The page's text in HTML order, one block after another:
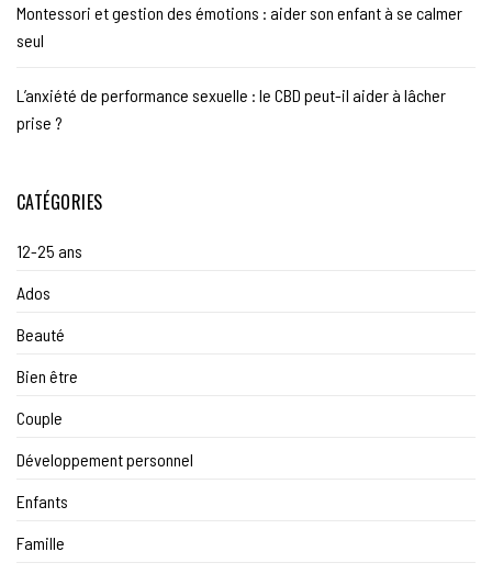
Montessori et gestion des émotions : aider son enfant à se calmer
seul
L’anxiété de performance sexuelle : le CBD peut-il aider à lâcher
prise ?
CATÉGORIES
12-25 ans
Ados
Beauté
Bien être
Couple
Développement personnel
Enfants
Famille